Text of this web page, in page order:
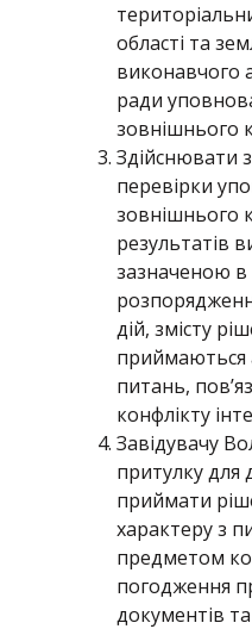
області та
виконавчого
ради
зовнішнього
Здійснювати
перевірки
зовнішнього
результатів
зазначеною
дій, змісту
приймаються
питань,
конфлікту
Завідувачу
притулку для
приймати
характеру з
предметом
погодження
документів